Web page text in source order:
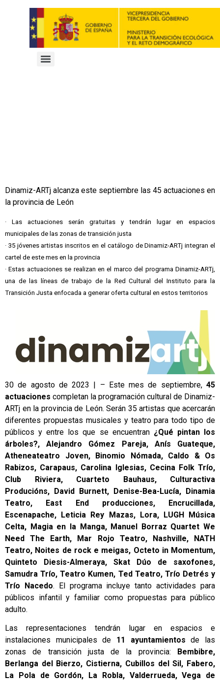
Dinamiz-ARTj alcanza este septiembre las 45 actuaciones en
la provincia de León
· Las actuaciones serán gratuitas y tendrán lugar en espacios
municipales de las zonas de transición justa
· 35 jóvenes artistas inscritos en el catálogo de Dinamiz-ARTj integran el
cartel de este mes en la provincia
· Estas actuaciones se realizan en el marco del programa Dinamiz-ARTj,
una de las líneas de trabajo de la Red Cultural del Instituto para la
Transición Justa enfocada a generar oferta cultural en estos territorios
30 de agosto de 2023 | – Este mes de septiembre,45
actuaciones completan la programación cultural de Dinamiz-
ARTj en la provincia de León. Serán 35 artistas que acercarán
diferentes propuestas musicales y teatro para todo tipo de
públicos y entre los que se encuentran ¿Qué pintan los
árboles?, Alejandro Gómez Pareja, Anís Guateque,
Atheneateatro Joven, Binomio Nómada, Caldo & Os
Rabizos, Carapaus, Carolina Iglesias, Cecina Folk Trío,
Club Riviera, Cuarteto Bauhaus, Culturactiva
Producións, David Burnett, Denise-Bea-Lucía, Dinamia
Teatro, East End producciones, Encrucillada,
Escenapache, Leticia Rey Mazas, Lora, LUGH Música
Celta, Magia en la Manga, Manuel Borraz Quartet We
Need The Earth, Mar Rojo Teatro, Nashville, NATH
Teatro, Noites de rock e meigas, Octeto in Momentum,
Quinteto Diesis-Almeraya, Skat Dúo de saxofones,
Samudra Trío, Teatro Kumen, Ted Teatro, Trío Detrés y
Trío Nacedo. El programa incluye tanto actividades para
públicos infantil y familiar como propuestas para público
adulto.
Las representaciones tendrán lugar en espacios e
instalaciones municipales de 11 ayuntamientos de las
zonas de transición justa de la provincia:
Bembibre,
Berlanga del Bierzo, Cistierna, Cubillos del Sil, Fabero,
La Pola de Gordón, La Robla, Valderrueda, Vega de